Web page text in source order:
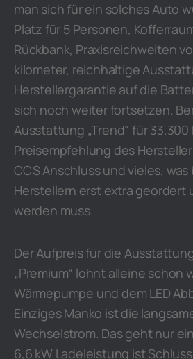
man sich für ein solches Auto
Platz für 5 Personen,
Rückbank, Praxisreichweiten
kilometer, reichhaltige
Herstellergarantie auf die
sich noch weiter fortsetzen.
Ausstattung „Trend“ für 33.300
Preisempfehlung des
CCS Anschluss und vieles,
Herstellern erst extra geordert
werden muss.
Der Aufpreis für die
„Premium“ lohnt alleine schon
Wärmepumpe und dem LED
Einziges Manko ist die
Wechselstrom. Das geht nur
6,6 kW Ladeleistung ist